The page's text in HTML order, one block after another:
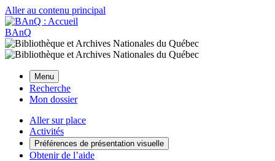
Aller au contenu principal
BAnQ
Menu
Recherche
Mon dossier
Aller sur place
Activités
Préférences de présentation visuelle
Obtenir de l’aide